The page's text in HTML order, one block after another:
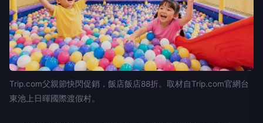
Trip.com父親節快閃促銷，飯店飯店88折。取材自Trip.com官網台
東池上日暉國際渡假村。